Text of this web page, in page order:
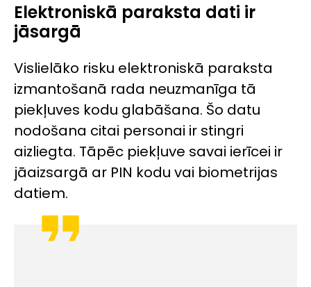
Elektroniskā paraksta dati ir
jāsargā
Vislielāko risku elektroniskā paraksta
izmantošanā rada neuzmanīga tā
piekļuves kodu glabāšana. Šo datu
nodošana citai personai ir stingri
aizliegta. Tāpēc piekļuve savai ierīcei ir
jāaizsargā ar PIN kodu vai biometrijas
datiem.